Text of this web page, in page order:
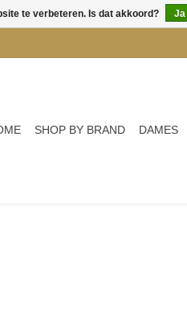
SHOP BY BRAND DAMES
te verbeteren. Is dat akkoord? Ja